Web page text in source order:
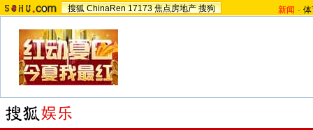
搜狐 ChinaRen 17173 焦点房地产 搜狗 新闻 -